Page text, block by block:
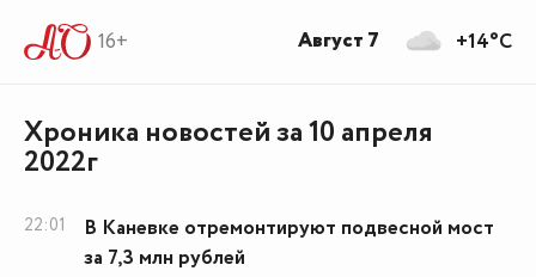
16+
Хроника новостей за 10 апреля
2022г
22:01
В Каневке отремонтируют подвесной мост
за 7,3 млн рублей
+14°C
Август 7